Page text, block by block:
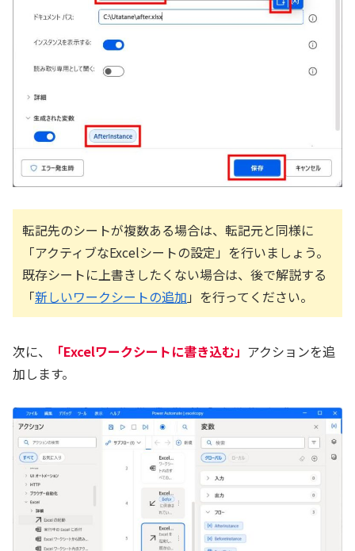
転記先のシートが複数ある場合は、転記元と同様に
「アクティブなExcelシートの設定」を行いましょう。
既存シートに上書きしたくない場合は、後で解説する
「新しいワークシートの追加 」を行ってください。
次に、 「Excelワークシートに書き込む」 アクションを追
加します。